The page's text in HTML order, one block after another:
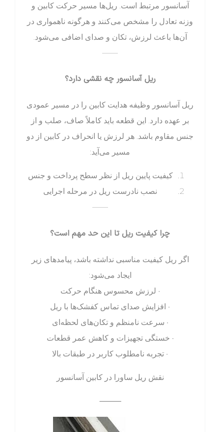
آسانسور مرتبط است. ریل‌ها مسیر حرکت کابین و
وزنه تعادل را مشخص می‌کنند و هرگونه ناهمواری در
آن‌ها باعث لرزش، تکان و صدای اضافی می‌شود.
——
ریل آسانسور چه نقشی دارد؟
ریل آسانسور وظیفه هدایت کابین را در مسیر عمودی
بر عهده دارد. این قطعه باید کاملاً صاف، صلب و از
جنس مقاوم باشد. هر لرزش یا انحراف در کابین از دو
مسیر می‌آید:
کیفیت پایین ریل از نظر سطح پرداخت و جنس
نصب نادرست ریل در مرحله اجرایی
——
چرا کیفیت ریل تا این حد مهم است؟
اگر ریل کیفیت مناسبی نداشته باشد، پیامدهای زیر
ایجاد می‌شود:
• لرزش محسوس هنگام حرکت
• افزایش صدای تماس کفشک‌ها با ریل
• سرعت نامنظم و تکان‌های لحظه‌ای
• خستگی تجهیزات و کاهش عمر قطعات
• تجربه نامطلوب کاربر در طبقات بالا
نقش ریل ساورا در کابین آسانسور
⸻